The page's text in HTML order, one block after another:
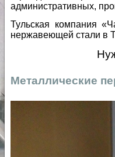
административных,
Тульская компания
нержавеющей стали в
Металлические